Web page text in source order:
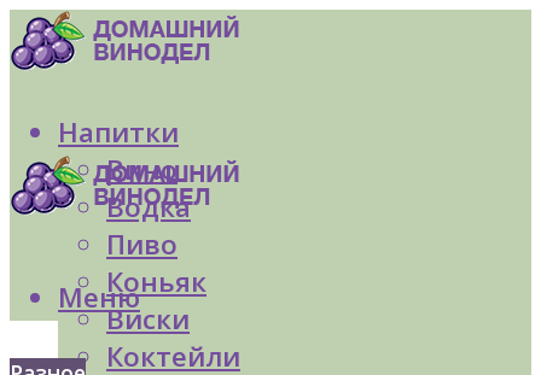
Напитки
Вино
Водка
Пиво
Коньяк
Виски
Коктейли
Меню